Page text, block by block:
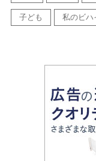
子ども 私のビハ